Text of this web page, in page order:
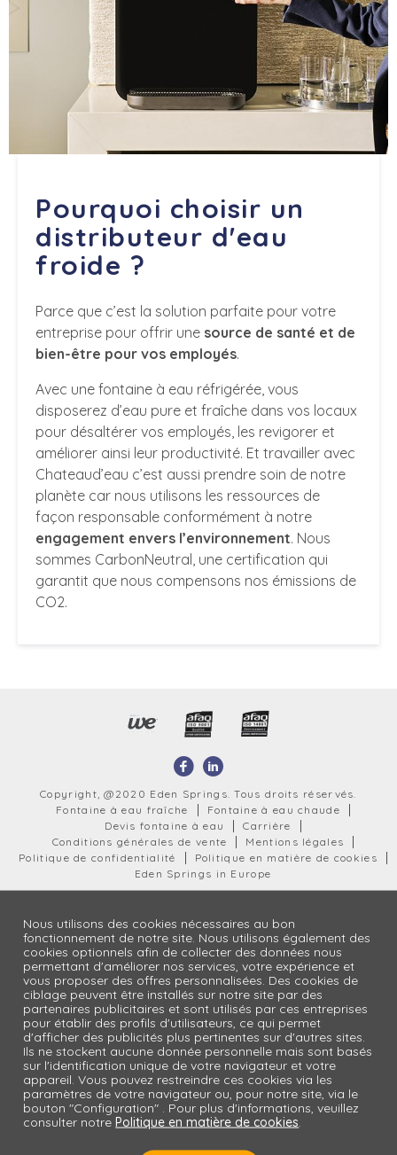
Pourquoi choisir un
distributeur d'eau
froide ?
Parce que c’est la solution parfaite pour votre
entreprise pour offrir une source de santé et de
bien-être pour vos employés.
Avec une fontaine à eau réfrigérée, vous
disposerez d’eau pure et fraîche dans vos locaux
pour désaltérer vos employés, les revigorer et
améliorer ainsi leur productivité. Et travailler avec
Chateaud’eau c’est aussi prendre soin de notre
planète car nous utilisons les ressources de
façon responsable conformément à notre
engagement envers l’environnement. Nous
sommes CarbonNeutral, une certification qui
garantit que nous compensons nos émissions de
CO2.
Copyright, @2020 Eden Springs. Tous droits réservés.
Fontaine à eau fraîche
Fontaine à eau chaude
Devis fontaine à eau
Carrière
Conditions générales de vente
Mentions légales
Politique de confidentialité
Politique en matière de cookies
Eden Springs in Europe
Nous utilisons des cookies nécessaires au bon
fonctionnement de notre site. Nous utilisons également des
cookies optionnels afin de collecter des données nous
permettant d'améliorer nos services, votre expérience et
vous proposer des offres personnalisées. Des cookies de
ciblage peuvent être installés sur notre site par des
partenaires publicitaires et sont utilisés par ces entreprises
pour établir des profils d'utilisateurs, ce qui permet
d'afficher des publicités plus pertinentes sur d'autres sites.
Ils ne stockent aucune donnée personnelle mais sont basés
sur l'identification unique de votre navigateur et votre
appareil. Vous pouvez restreindre ces cookies via les
paramètres de votre navigateur ou, pour notre site, via le
bouton "Configuration" . Pour plus d'informations, veuillez
consulter notrePolitique en matière de cookies.